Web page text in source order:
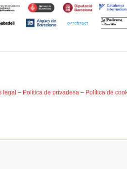
legal – Política de privadesa – Política de